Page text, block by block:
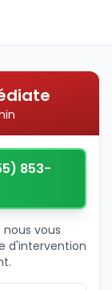
853-
vous
d'intervention